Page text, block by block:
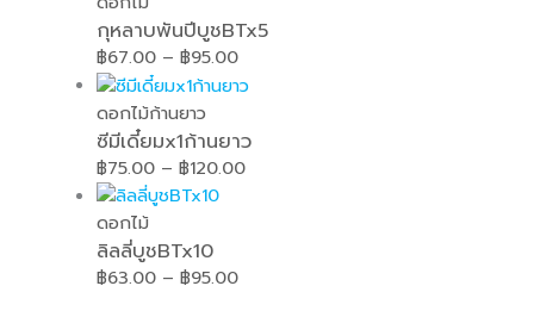
กุหลาบพันปีบูชBTx5
฿67.00 – ฿95.00
ดอกไม้ก้านยาว
ซีมีเดี๋ยมx1ก้านยาว
฿75.00 – ฿120.00
ดอกไม้
ลิลลี่บูชBTx10
฿63.00 – ฿95.00